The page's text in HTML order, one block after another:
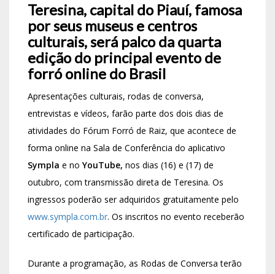
Teresina, capital do Piauí, famosa
por seus museus e centros
culturais, será palco da quarta
edição do principal evento de
forró online do Brasil
Apresentações culturais, rodas de conversa,
entrevistas e vídeos, farão parte dos dois dias de
atividades do Fórum Forró de Raiz, que acontece de
forma online na Sala de Conferência do aplicativo
Sympla e noYouTube, nos dias (16) e (17) de
outubro, com transmissão direta de Teresina. Os
ingressos poderão ser adquiridos gratuitamente pelo
www.sympla.com.br. Os inscritos no evento receberão
certificado de participação.
Durante a programação, as Rodas de Conversa terão